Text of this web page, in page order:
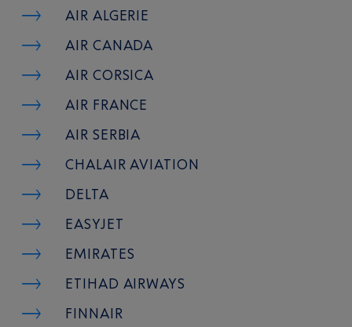
AIR ALGERIE
AIR CANADA
AIR CORSICA
AIR FRANCE
AIR SERBIA
CHALAIR AVIATION
DELTA
EASYJET
EMIRATES
ETIHAD AIRWAYS
FINNAIR